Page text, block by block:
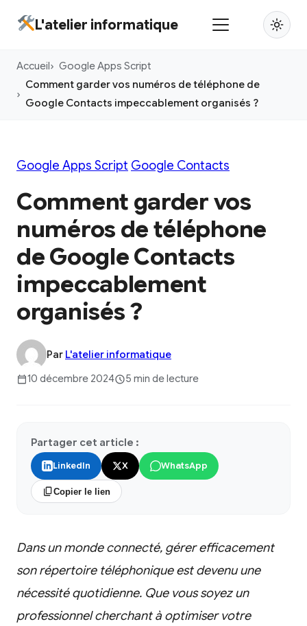
principal
L'atelier informatique
Accueil
Google Apps Script
Comment garder vos numéros de téléphone de
Google Contacts impeccablement organisés ?
Google Apps Script Google Contacts
Comment garder vos
numéros de téléphone
de Google Contacts
impeccablement
organisés ?
Par L'atelier informatique
10 décembre 2024
5 min de lecture
Partager cet article :
LinkedIn X WhatsApp
Copier le lien
Dans un monde connecté, gérer efficacement
son répertoire téléphonique est devenu une
nécessité quotidienne. Que vous soyez un
professionnel cherchant à optimiser votre